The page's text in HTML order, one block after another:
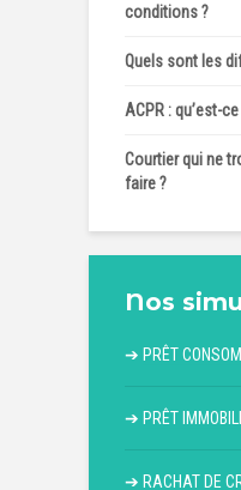
conditions ?
Quels sont les
ACPR : qu’est-
Courtier qui ne
faire ?
Nos
➔ PRÊT
➔ PRÊT
➔ RACHAT DE